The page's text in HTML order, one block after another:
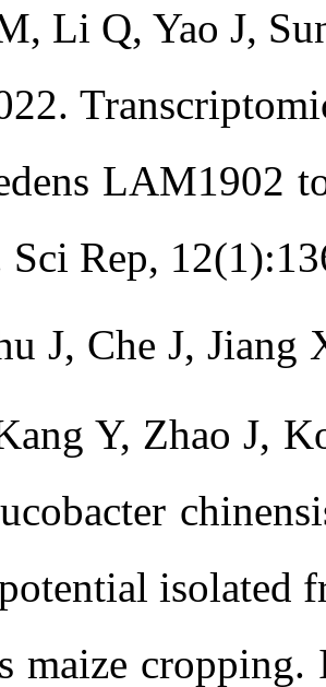
Li Q, Yao J,
LAM1902
Rep,
J, Che J,
Y, Zhao J,
isolated
maize